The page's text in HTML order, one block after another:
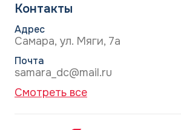
Контакты
Адрес
Самара, ул. Мяги, 7а
Почта
samara_dc@mail.ru
Смотреть все